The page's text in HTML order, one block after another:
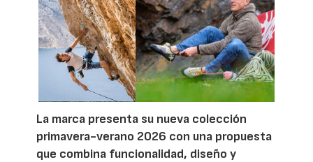
La marca presenta su nueva colección
primavera-verano 2026 con una propuesta
que combina funcionalidad, diseño y